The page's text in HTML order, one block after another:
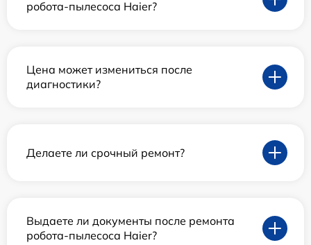
робота-пылесоса Haier?
Цена может измениться после
диагностики?
Делаете ли срочный ремонт?
Выдаете ли документы после ремонта
робота-пылесоса Haier?